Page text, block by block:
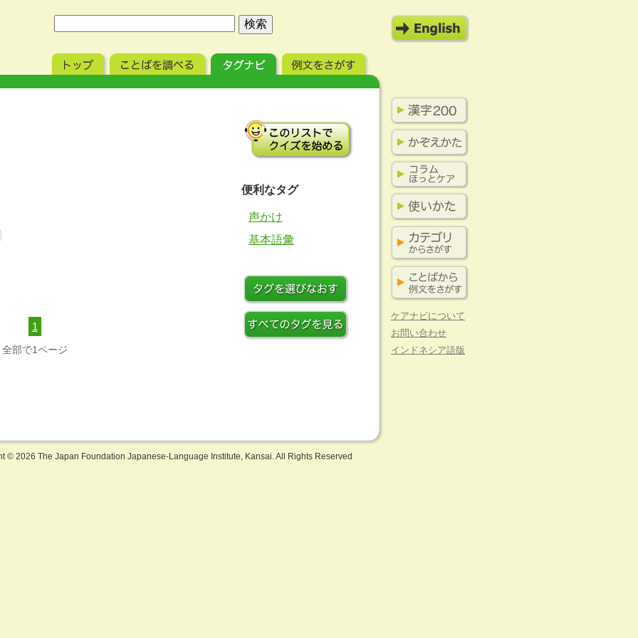
1
全部で1ページ
便利なタグ
声かけ
基本語彙
ケアナビについて
お問い合わせ
インドネシア語版
© 2026 The Japan Foundation Japanese-Language Institute, Kansai. All Rights Reserved